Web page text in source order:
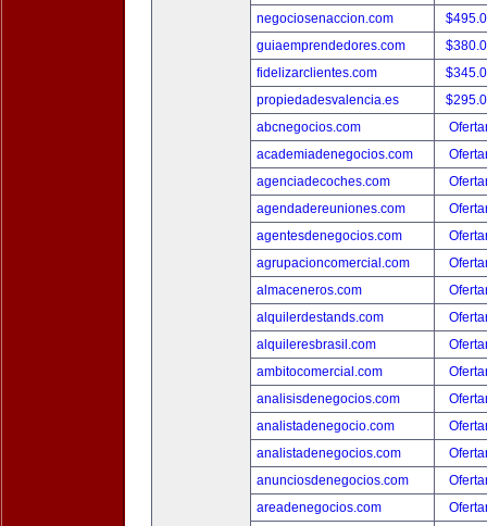
negociosenaccion.com
guiaemprendedores.com
fidelizarclientes.com
propiedadesvalencia.es
abcnegocios.com
academiadenegocios.com
agenciadecoches.com
agendadereuniones.com
agentesdenegocios.com
agrupacioncomercial.com
almaceneros.com
alquilerdestands.com
alquileresbrasil.com
ambitocomercial.com
analisisdenegocios.com
analistadenegocio.com
analistadenegocios.com
anunciosdenegocios.com
areadenegocios.com